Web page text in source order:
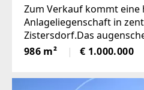
Zum Verkauf kommt
Anlageliegenschaft in
Zistersdorf.Das
Erhaltungszustand
historischen Stadtkern,
986 m² € 1.000.000